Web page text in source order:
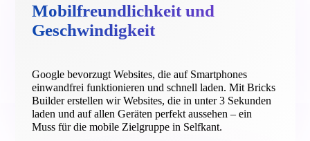
Mobilfreundlichkeit und
Geschwindigkeit
Google bevorzugt Websites, die auf Smartphones
einwandfrei funktionieren und schnell laden. Mit Bricks
Builder erstellen wir Websites, die in unter 3 Sekunden
laden und auf allen Geräten perfekt aussehen – ein
Muss für die mobile Zielgruppe in Selfkant.